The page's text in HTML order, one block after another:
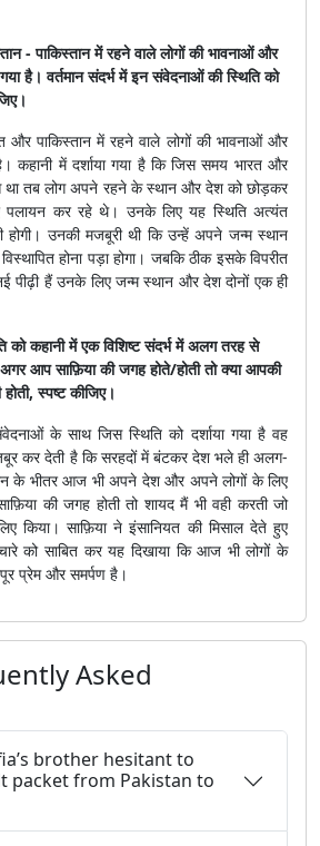
- पाकिस्तान में रहने वाले लोगों की भावनाओं और
है। वर्तमान संदर्भ में इन संवेदनाओं की स्थिति को
और पाकिस्तान में रहने वाले लोगों की भावनाओं और
कहानी में दर्शाया गया है कि जिस समय भारत और
था तब लोग अपने रहने के स्थान और देश को छोड़कर
कर रहे थे। उनके लिए यह स्थिति अत्यंत
होगी। उनकी मजबूरी थी कि उन्हें अपने जन्म स्थान
होना पड़ा होगा। जबकि ठीक इसके विपरीत
पीढ़ी हैं उनके लिए जन्म स्थान और देश दोनों एक ही
को कहानी में एक विशिष्ट संदर्भ में अलग तरह से
आप साफ़िया की जगह होते/होती तो क्या आपकी
होती, स्पष्ट कीजिए।
के साथ जिस स्थिति को दर्शाया गया है वह
कर देती है कि सरहदों में बंटकर देश भले ही अलग-
के भीतर आज भी अपने देश और अपने लोगों के लिए
की जगह होती तो शायद मैं भी वही करती जो
किया। साफ़िया ने इंसानियत की मिसाल देते हुए
को साबित कर यह दिखाया कि आज भी लोगों के
प्रेम और समर्पण है।
Asked
brother hesitant to
packet from Pakistan to